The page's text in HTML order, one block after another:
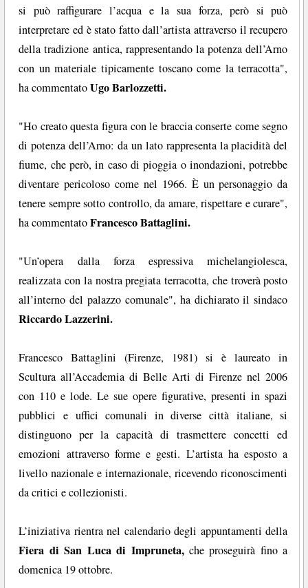
si può raffigurare l’acqua e la sua forza, però si può
interpretare ed è stato fatto dall’artista attraverso il recupero
della tradizione antica, rappresentando la potenza dell’Arno
con un materiale tipicamente toscano come la terracotta",
ha commentatoUgo Barlozzetti.
"Ho creato questa figura con le braccia conserte come segno
di potenza dell’Arno: da un lato rappresenta la placidità del
fiume, che però, in caso di pioggia o inondazioni, potrebbe
diventare pericoloso come nel 1966. È un personaggio da
tenere sempre sotto controllo, da amare, rispettare e curare",
ha commentatoFrancesco Battaglini.
"Un’opera dalla forza espressiva michelangiolesca,
realizzata con la nostra pregiata terracotta, che troverà posto
all’interno del palazzo comunale", ha dichiarato il sindaco
Riccardo Lazzerini.
Francesco Battaglini (Firenze, 1981) si è laureato in
Scultura all’Accademia di Belle Arti di Firenze nel 2006
con 110 e lode. Le sue opere figurative, presenti in spazi
pubblici e uffici comunali in diverse città italiane, si
distinguono per la capacità di trasmettere concetti ed
emozioni attraverso forme e gesti. L’artista ha esposto a
livello nazionale e internazionale, ricevendo riconoscimenti
da critici e collezionisti.
L’iniziativa rientra nel calendario degli appuntamenti della
Fiera di San Luca di Impruneta,che proseguirà fino a
domenica 19 ottobre.